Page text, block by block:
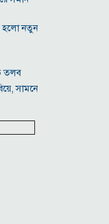
হলো নতুন
তলব
সামনে
বিশ্বে